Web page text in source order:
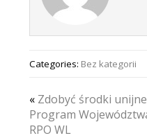
Categories: Bez kategorii
« Zdobyć środki
Program
RPO WL